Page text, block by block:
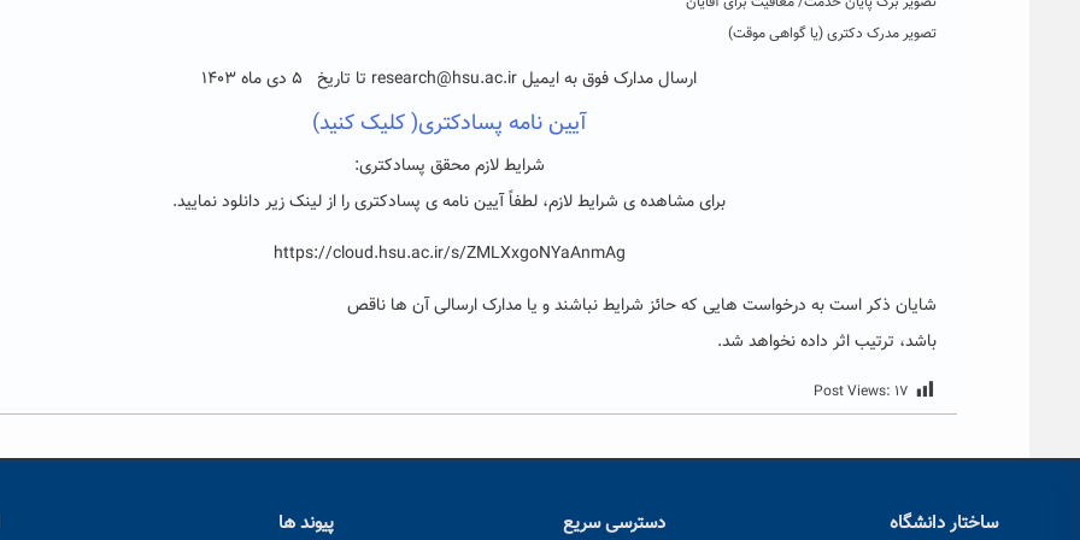
تصویر مدرک دکتری (یا گواهی موقت)
ارسال مدارک فوق به ایمیلresearch@hsu.ac.ir تا تاریخ ۵ دی ماه ۱۴۰۳
آیین نامه پسادکتری( کلیک کنید)
شرایط لازم محقق پسادکتری:
برای مشاهده ی شرایط لازم، لطفاً آیین نامه ی پسادکتری را از لینک زیر دانلود نمایید.
https://cloud.hsu.ac.ir/s/ZMLXxgoNYaAnmAg
شایان ذکر است به درخواست هایی که حائز شرایط نباشند و یا مدارک ارسالی آن ها ناقص
باشد، ترتیب اثر داده نخواهد شد.
Post Views: ۱۷
ساختار دانشگاه دسترسی سریع پیوند ها